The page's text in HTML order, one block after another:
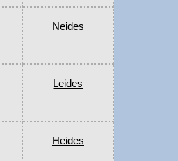
Neides
Leides
Heides